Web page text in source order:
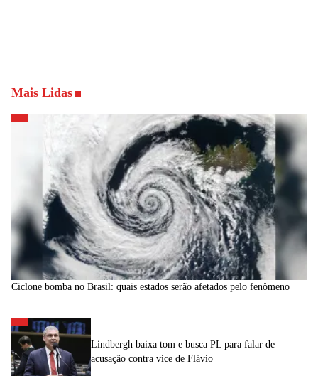
Mais Lidas
Ciclone bomba no Brasil: quais estados serão afetados pelo fenômeno
Lindbergh baixa tom e busca PL para falar de
acusação contra vice de Flávio